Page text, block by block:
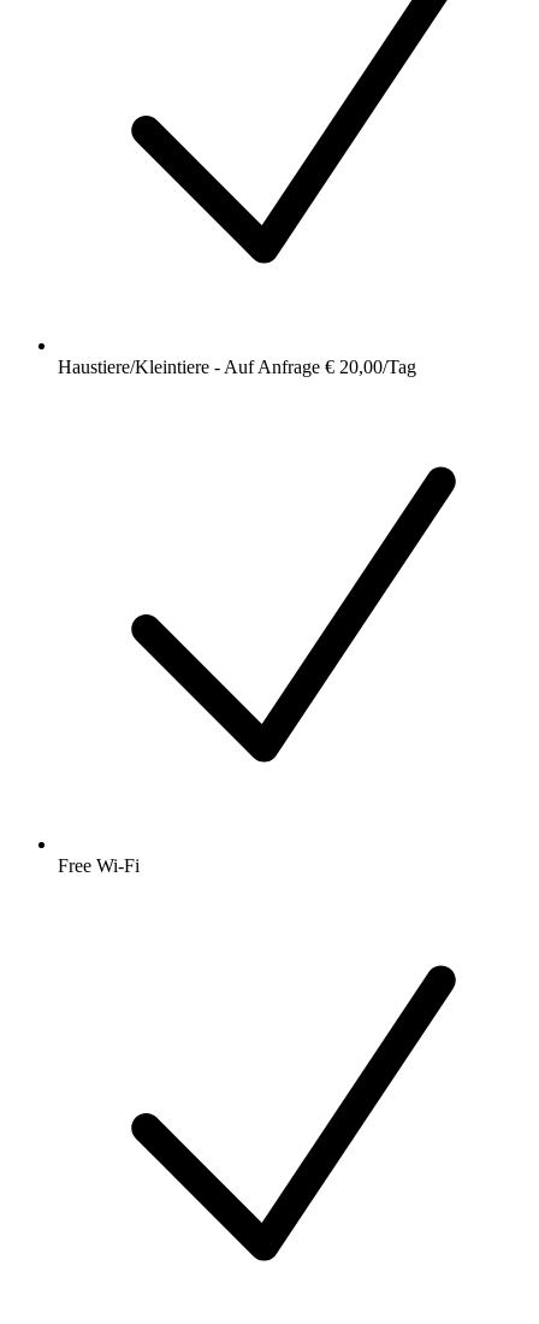
Haustiere/Kleintiere - Auf Anfrage € 20,00/Tag
Free Wi-Fi